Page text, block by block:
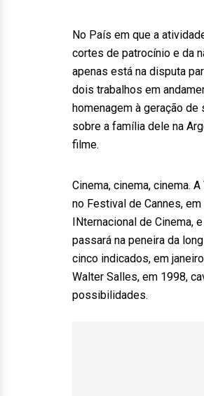
No País em que a
cortes de patrocínio e da
apenas está na disputa
dois trabalhos em
homenagem à geração de
sobre a família dele na
filme.
Cinema, cinema, cinema.
no Festival de Cannes,
INternacional de Cinema,
passará na peneira da
cinco indicados, em
Walter Salles, em 1998,
possibilidades.